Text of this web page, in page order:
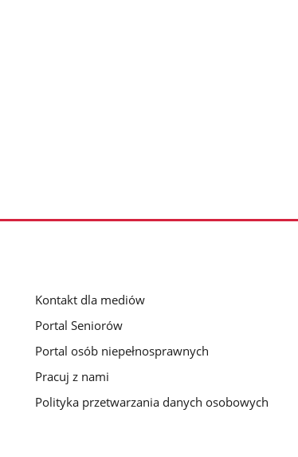
Kontakt dla mediów
Portal Seniorów
Portal osób niepełnosprawnych
Pracuj z nami
Polityka przetwarzania danych osobowych